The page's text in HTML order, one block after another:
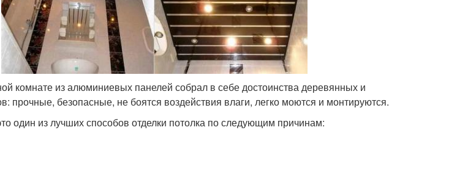
комнате из алюминиевых панелей собрал в себе достоинства деревянных и
прочные, безопасные, не боятся воздействия влаги, легко моются и монтируются.
один из лучших способов отделки потолка по следующим причинам: